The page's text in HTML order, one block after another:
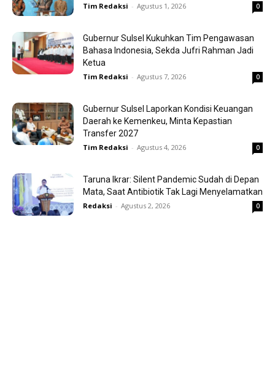
Tim Redaksi - Agustus 1, 2026 0
Gubernur Sulsel Kukuhkan Tim Pengawasan
Bahasa Indonesia, Sekda Jufri Rahman Jadi
Ketua
Tim Redaksi - Agustus 7, 2026 0
Gubernur Sulsel Laporkan Kondisi Keuangan
Daerah ke Kemenkeu, Minta Kepastian
Transfer 2027
Tim Redaksi - Agustus 4, 2026 0
Taruna Ikrar: Silent Pandemic Sudah di Depan
Mata, Saat Antibiotik Tak Lagi Menyelamatkan
Redaksi - Agustus 2, 2026 0